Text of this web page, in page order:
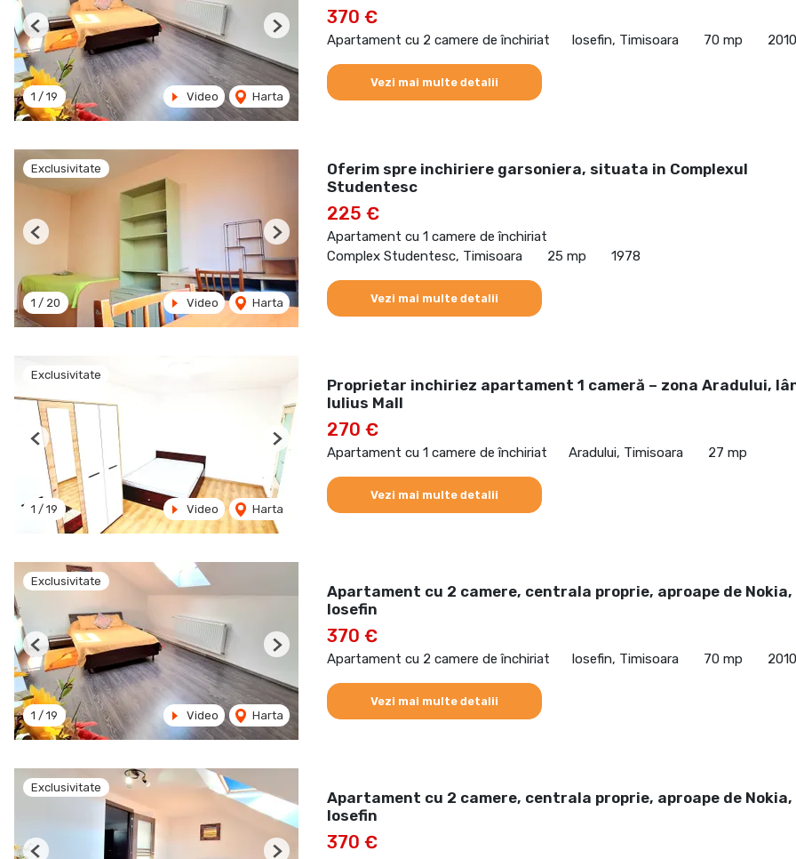
1 / 19 Video Harta
Previous Next
370 €
Apartament cu 2 camere de închiriat Iosefin, Timisoara 70 mp 2010
Vezi mai multe detalii
Exclusivitate
1 / 20 Video Harta
Previous Next
Oferim spre inchiriere garsoniera, situata in Complexul
Studentesc
225 €
Apartament cu 1 camere de închiriat
Complex Studentesc, Timisoara
25 mp 1978
Vezi mai multe detalii
Exclusivitate
1 / 19 Video Harta
Previous Next
Proprietar inchiriez apartament 1 cameră – zona Aradului,
Iulius Mall
270 €
Apartament cu 1 camere de închiriat Aradului, Timisoara 27 mp
Vezi mai multe detalii
Exclusivitate
1 / 19 Video Harta
Previous Next
Apartament cu 2 camere, centrala proprie, aproape de Nokia,
Iosefin
370 €
Apartament cu 2 camere de închiriat Iosefin, Timisoara 70 mp 2010
Vezi mai multe detalii
Exclusivitate
Apartament cu 2 camere, centrala proprie, aproape de Nokia,
Iosefin
370 €